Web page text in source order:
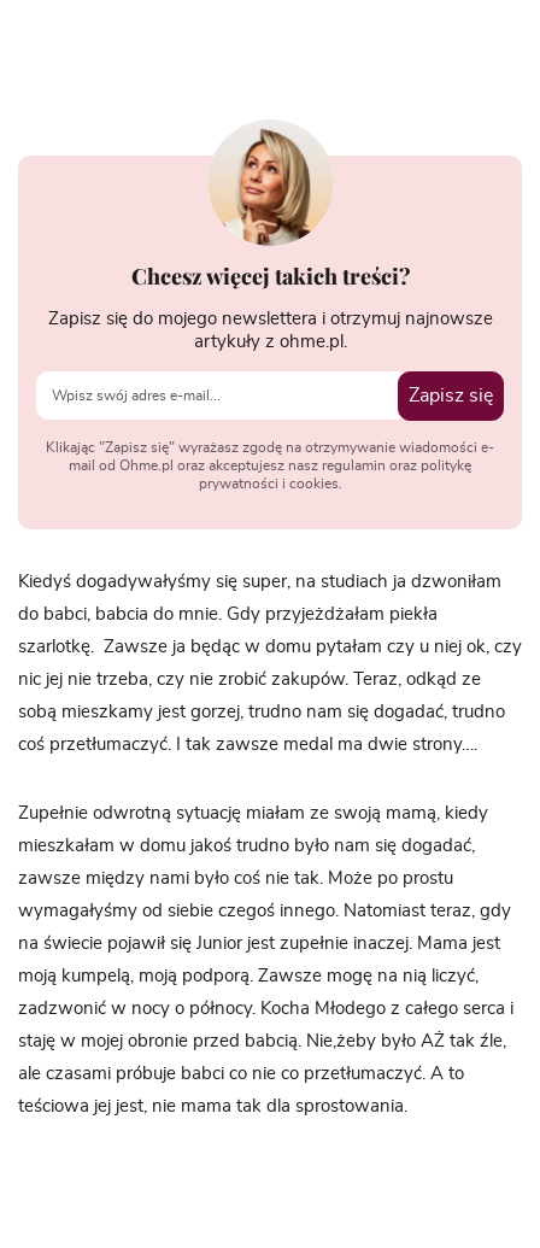
Chcesz więcej takich treści?
Zapisz się do mojego newslettera i otrzymuj najnowsze
artykuły z ohme.pl.
Zapisz się
Klikając "Zapisz się" wyrażasz zgodę na otrzymywanie wiadomości e-
mail od Ohme.pl oraz akceptujesz nasz regulamin oraz politykę
prywatności i cookies.
Kiedyś dogadywałyśmy się super, na studiach ja dzwoniłam
do babci, babcia do mnie. Gdy przyjeżdżałam piekła
szarlotkę. Zawsze ja będąc w domu pytałam czy u niej ok, czy
nic jej nie trzeba, czy nie zrobić zakupów. Teraz, odkąd ze
sobą mieszkamy jest gorzej, trudno nam się dogadać, trudno
coś przetłumaczyć. I tak zawsze medal ma dwie strony….
Zupełnie odwrotną sytuację miałam ze swoją mamą, kiedy
mieszkałam w domu jakoś trudno było nam się dogadać,
zawsze między nami było coś nie tak. Może po prostu
wymagałyśmy od siebie czegoś innego. Natomiast teraz, gdy
na świecie pojawił się Junior jest zupełnie inaczej. Mama jest
moją kumpelą, moją podporą. Zawsze mogę na nią liczyć,
zadzwonić w nocy o północy. Kocha Młodego z całego serca i
staję w mojej obronie przed babcią. Nie,żeby było AŻ tak źle,
ale czasami próbuje babci co nie co przetłumaczyć. A to
teściowa jej jest, nie mama tak dla sprostowania.